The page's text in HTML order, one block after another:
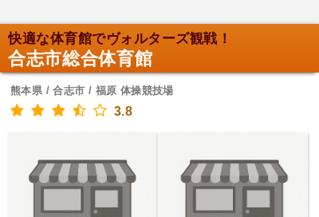
快適な体育館でヴォルターズ観戦！
合志市総合体育館
熊本県 / 合志市 / 福原 体操競技場
3.8